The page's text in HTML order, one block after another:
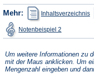
Mehr: Inhaltsverzeichnisin
Notenbeispiel 2in
einem
Tab)
Um weitere Informationen zu
mit der Maus anklicken. Um
Mengenzahl eingeben und